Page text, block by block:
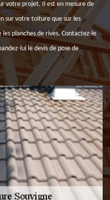
votre projet. Il est en mesure de
sur votre toiture que sur les
planches de rives. Contactez-le
lui le devis de pose de